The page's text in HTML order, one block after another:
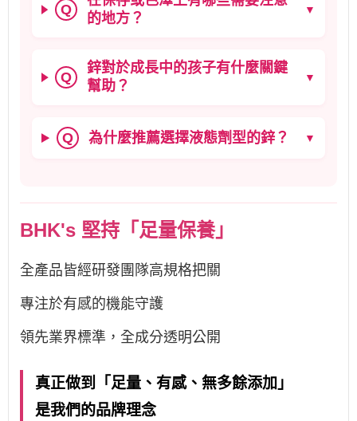
Q
的地方？
▼
Q
鋅對於成長中的孩子有什麼關鍵
幫助？
▼
Q 為什麼推薦選擇液態劑型的鋅？ ▼
BHK's 堅持「足量保養」
全產品皆經研發團隊高規格把關
專注於有感的機能守護
領先業界標準，全成分透明公開
真正做到「足量、有感、無多餘添加」
是我們的品牌理念